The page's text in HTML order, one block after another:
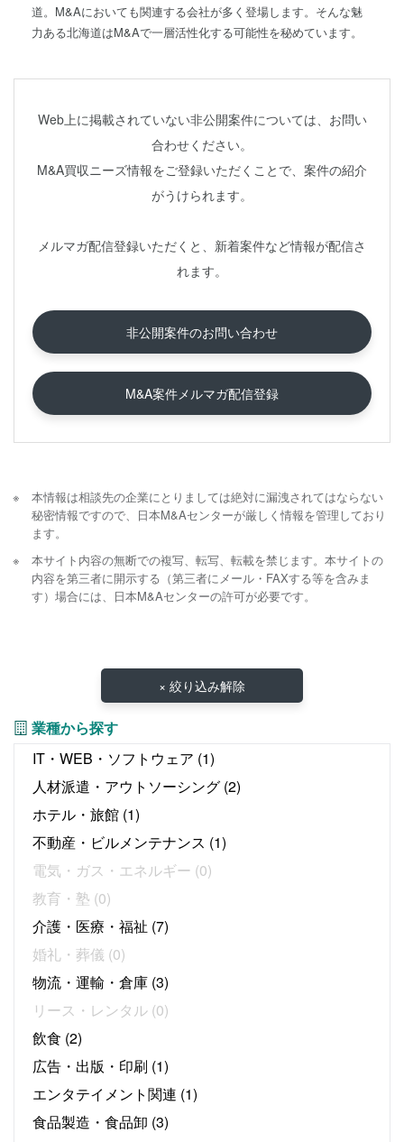
道。M&Aにおいても関連する会社が多く登場します。そんな魅
力ある北海道はM&Aで一層活性化する可能性を秘めています。
Web上に掲載されていない非公開案件については、お問い
合わせください。
M&A買収ニーズ情報をご登録いただくことで、案件の紹介
がうけられます。
メルマガ配信登録いただくと、新着案件など情報が配信さ
れます。
非公開案件のお問い合わせ
M&A案件メルマガ配信登録
本情報は相談先の企業にとりましては絶対に漏洩されてはならない
秘密情報ですので、日本M&Aセンターが厳しく情報を管理しており
ます。
本サイト内容の無断での複写、転写、転載を禁じます。本サイトの
内容を第三者に開示する（第三者にメール・FAXする等を含みま
す）場合には、日本M&Aセンターの許可が必要です。
× 絞り込み解除
業種から探す
IT・WEB・ソフトウェア (1)
人材派遣・アウトソーシング (2)
ホテル・旅館 (1)
不動産・ビルメンテナンス (1)
電気・ガス・エネルギー (0)
教育・塾 (0)
介護・医療・福祉 (7)
婚礼・葬儀 (0)
物流・運輸・倉庫 (3)
リース・レンタル (0)
飲食 (2)
広告・出版・印刷 (1)
エンタテイメント関連 (1)
食品製造・食品卸 (3)